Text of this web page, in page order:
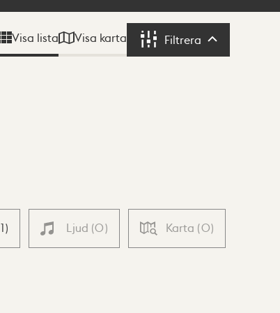
Visa lista Visa karta Filtrera Filtrera
1) Ljud (0) Karta (0)